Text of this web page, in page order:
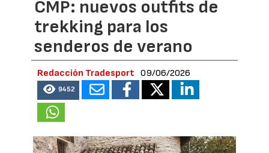
CMP: nuevos outfits de
trekking para los
senderos de verano
Redacción Tradesport 09/06/2026
9452